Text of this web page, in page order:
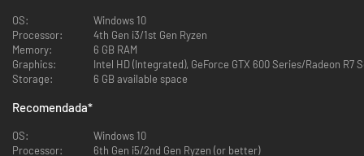
El vampirismo no solo es una transformación profana del cuerpo, sino que
también juega con tu cabeza. ¿Sacarás tu lado más empático y humano?
OS:
Windows 10
Processor:
4th Gen i3/1st Gen Ryzen
Memory:
6 GB RAM
Graphics:
Intel HD (Integrated), GeForce GTX 600 Series/Radeon R7
Storage:
6 GB available space
Recomendada*
OS:
Windows 10
Processor:
6th Gen i5/2nd Gen Ryzen (or better)